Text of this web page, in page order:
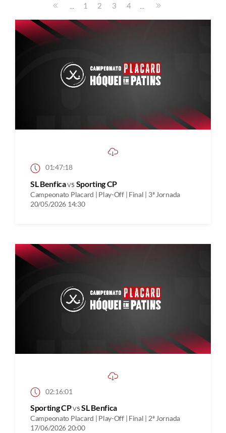
... 1 2 3 4 ...
01:47:18
SL Benficavs Sporting CP
Campeonato Placard | Play-Off | Final | 3ª Jornada
20/05/2026 14:30
02:16:01
Sporting CPvsSL Benfica
Campeonato Placard | Play-Off | Final | 2ª Jornada
17/06/2026 20:00